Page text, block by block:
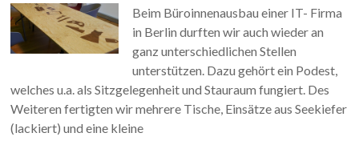
Beim Büroinnenausbau einer IT- Firma
in Berlin durften wir auch wieder an
ganz unterschiedlichen Stellen
unterstützen. Dazu gehört ein Podest,
welches u.a. als Sitzgelegenheit und Stauraum fungiert. Des
Weiteren fertigten wir mehrere Tische, Einsätze aus Seekiefer
(lackiert) und eine kleine